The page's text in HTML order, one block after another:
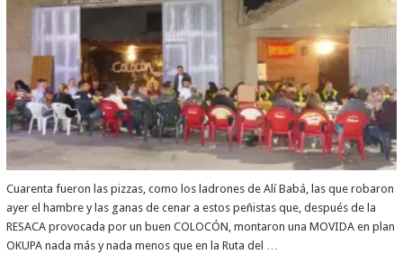
Cuarenta fueron las pizzas, como los ladrones de Alí Babá, las que robaron
ayer el hambre y las ganas de cenar a estos peñistas que, después de la
RESACA provocada por un buen COLOCÓN, montaron una MOVIDA en plan
OKUPA nada más y nada menos que en la Ruta del …